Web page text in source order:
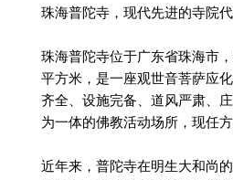
珠海普陀寺，现代先进的寺院
珠海普陀寺位于广东省珠海市
平方米，是一座观世音菩萨应
齐全、设施完备、道风严肃、
为一体的佛教活动场所，现任方
近年来，普陀寺在明生大和尚